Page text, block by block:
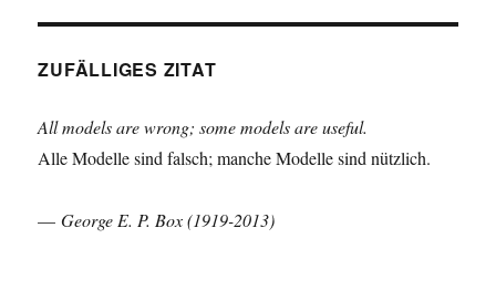
ZUFÄLLIGES ZITAT
All models are wrong; some models are useful.
Alle Modelle sind falsch; manche Modelle sind nützlich.
—George E. P. Box (1919-2013)